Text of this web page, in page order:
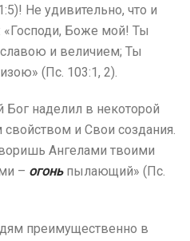
Не удивительно, что и
«Господи, Боже мой! Ты
и величием; Ты
(Пс. 103:1, 2).
наделил в некоторой
и Свои создания.
Ангелами твоими
– огоньпылающий» (Пс.
преимущественно в